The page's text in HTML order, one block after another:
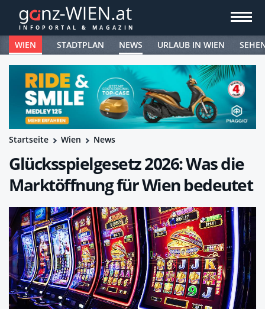
WIEN STADTPLAN NEWS URLAUB IN WIEN
Startseite Wien News
Glücksspielgesetz 2026: Was die
Marktöffnung für Wien bedeutet